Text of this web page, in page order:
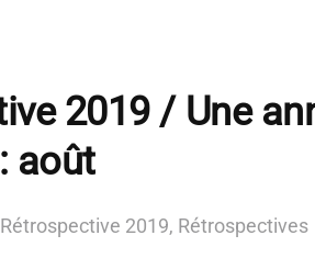
2019 / Une
août
Rétrospective 2019, Rétrospectives